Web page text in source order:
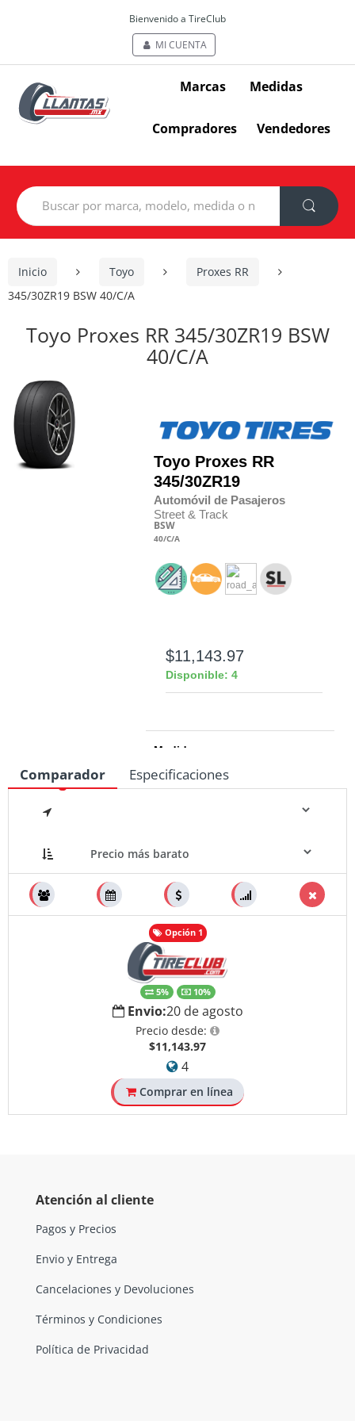
Bienvenido a TireClub
MI CUENTA
Marcas Medidas
Compradores Vendedores
Search
for:
Inicio Toyo
Proxes RR
345/30ZR19 BSW 40/C/A
Toyo Proxes RR 345/30ZR19 BSW
40/C/A
Toyo Proxes RR
345/30ZR19
Automóvil de Pasajeros
Street & Track
BSW
40/C/A
$11,143.97
Disponible: 4
Medidas
Comparador Especificaciones
Opción 1
5% 10%
Envio:20 de agosto
Precio desde:
$11,143.97
4
Comprar en línea
Atención al cliente
Pagos y Precios
Envio y Entrega
Cancelaciones y Devoluciones
Términos y Condiciones
Política de Privacidad